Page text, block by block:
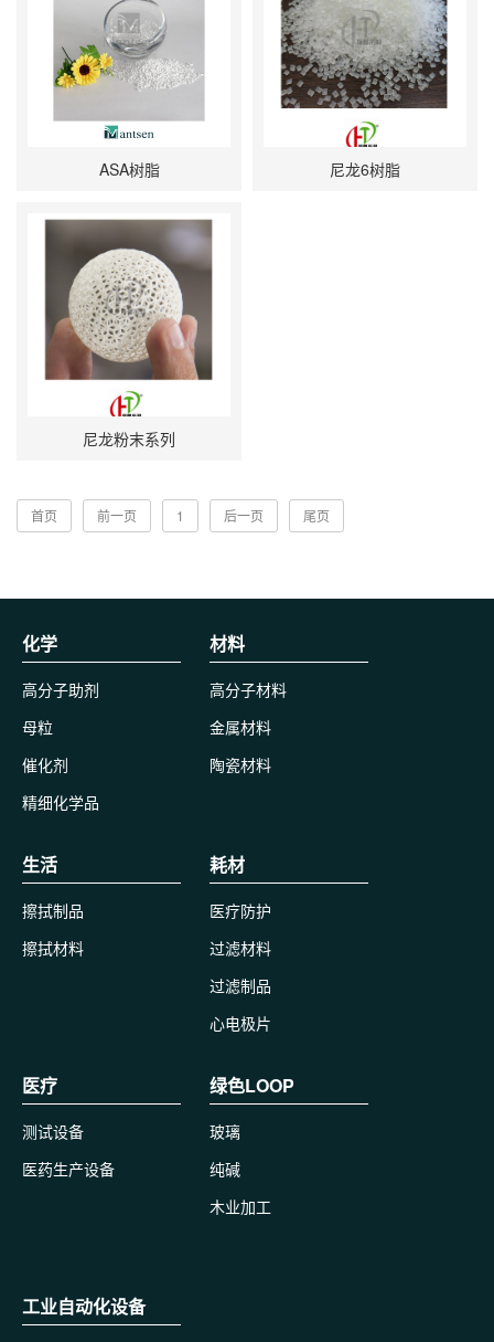
ASA树脂 尼龙6树脂
尼龙粉末系列
首页 前一页 1 后一页 尾页
化学
高分子助剂
母粒
催化剂
精细化学品
材料
高分子材料
金属材料
陶瓷材料
生活
擦拭制品
擦拭材料
耗材
医疗防护
过滤材料
过滤制品
心电极片
医疗
测试设备
医药生产设备
绿色LOOP
玻璃
纯碱
木业加工
工业自动化设备